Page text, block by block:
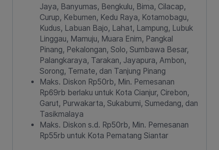
Jaya, Banyumas, Bengkulu, Bima, Cilacap,
Curup, Kebumen, Kedu Raya, Kotamobagu,
Kudus, Labuan Bajo, Lahat, Lampung, Lubuk
Linggau, Mamuju, Muara Enim, Pangkal
Pinang, Pekalongan, Solo, Sumbawa Besar,
Palangkaraya, Tarakan, Jayapura, Ambon,
Sorong, Ternate, dan Tanjung Pinang
Maks. Diskon Rp50rb, Min. Pemesanan
Rp69rb berlaku untuk Kota Cianjur, Cirebon,
Garut, Purwakarta, Sukabumi, Sumedang, dan
Tasikmalaya
Maks. Diskon s.d. Rp50rb, Min. Pemesanan
Rp55rb untuk Kota Pematang Siantar